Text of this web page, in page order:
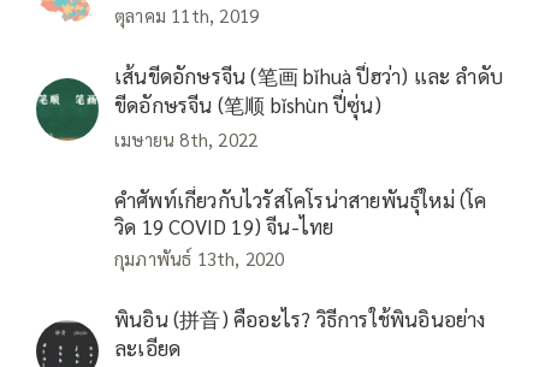
ตุลาคม 11th, 2019
เส้นขีดอักษรจีน (笔画 bǐhuà ปี่ฮว่า) และ ลำดับ
ขีดอักษรจีน (笔顺 bǐshùn ปี่ซุ่น)
เมษายน 8th, 2022
คำศัพท์เกี่ยวกับไวรัสโคโรน่าสายพันธุ์ใหม่ (โค
วิด 19 COVID 19) จีน-ไทย
กุมภาพันธ์ 13th, 2020
พินอิน (拼音) คืออะไร? วิธีการใช้พินอินอย่าง
ละเอียด